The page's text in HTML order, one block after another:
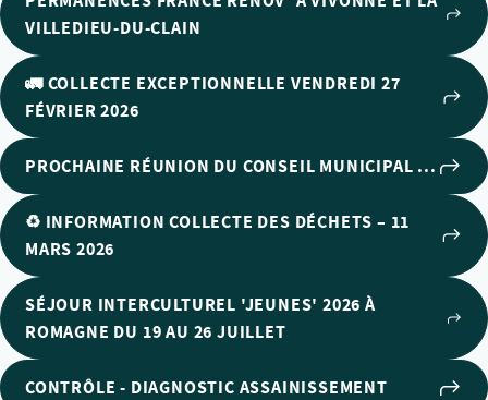
VILLEDIEU-DU-CLAIN
🚛 COLLECTE EXCEPTIONNELLE VENDREDI 27
FÉVRIER 2026
PROCHAINE RÉUNION DU CONSEIL MUNICIPAL ...
♻️ INFORMATION COLLECTE DES DÉCHETS – 11
MARS 2026
SÉJOUR INTERCULTUREL 'JEUNES' 2026 À
ROMAGNE DU 19 AU 26 JUILLET
CONTRÔLE - DIAGNOSTIC ASSAINISSEMENT